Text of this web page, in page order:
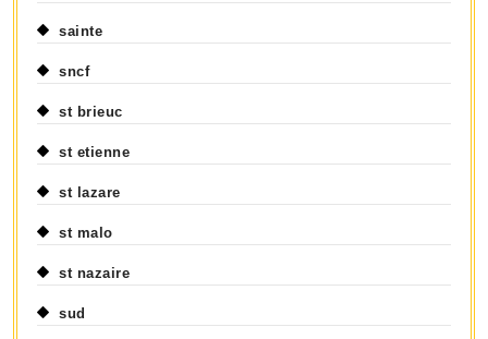
sainte
sncf
st brieuc
st etienne
st lazare
st malo
st nazaire
sud